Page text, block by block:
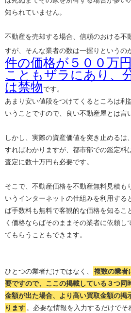
知られていません。
不動産を売却する場合、信頼のおける不
すが、そんな業者の数は一握りというの
件の価格が５００万
こともザラにあり、
は禁物です。
あまり安い値段をつけてくるところは利
いうことですので、良い不動産屋とは言
しかし、実際の資産価値を突き止めるは
すればわかりますが、都市部での鑑定料
査定に数十万円も必要です。
そこで、不動産価格を不動産無料見積も
いうインターネットの仕組みを利用する
ば手数料も無料で客観的な価格を知るこ
く価格ならばそのままその業者に依頼し
てもらうこともできます。
ひとつの業者だけではなく、
複数の業者
要ですので、ここの掲載している３つ同
金額が出た場合、より高い買取金額の掲
ります 。必要な情報を入力するだけでそ